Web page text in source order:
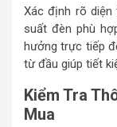
Xác định rõ
suất đèn phù
hưởng trực tiếp
từ đầu giúp tiết
Kiểm Tra
Mua